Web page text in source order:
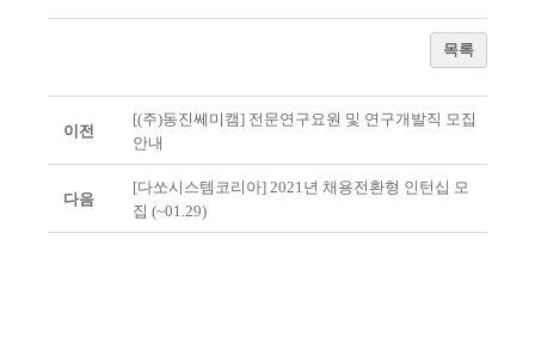
목록
이전
[(주)동진쎄미캠] 전문연구요원 및 연구개발직 모집
안내
다음
[다쏘시스템코리아] 2021년 채용전환형 인턴십 모
집 (~01.29)